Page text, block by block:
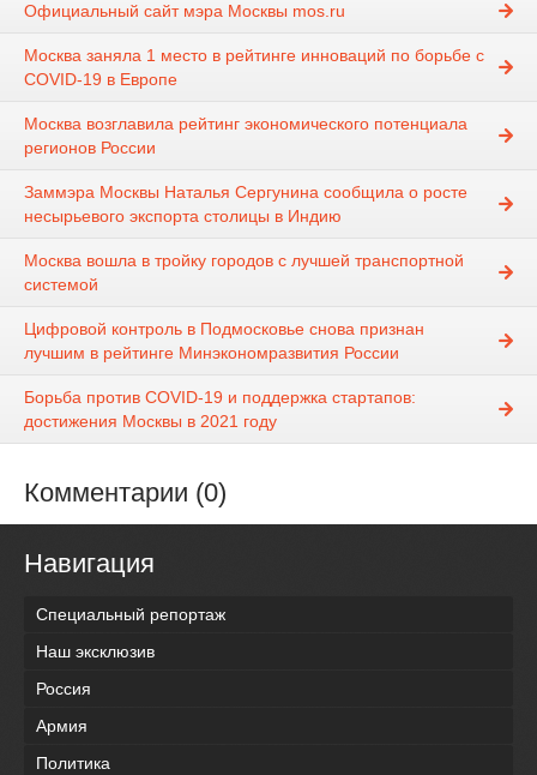
Официальный сайт мэра Москвы mos.ru
Москва заняла 1 место в рейтинге инноваций по борьбе с
COVID-19 в Европе
Москва возглавила рейтинг экономического потенциала
регионов России
Заммэра Москвы Наталья Сергунина сообщила о росте
несырьевого экспорта столицы в Индию
Москва вошла в тройку городов с лучшей транспортной
системой
Цифровой контроль в Подмосковье снова признан
лучшим в рейтинге Минэкономразвития России
Борьба против COVID-19 и поддержка стартапов:
достижения Москвы в 2021 году
Комментарии (0)
Навигация
Специальный репортаж
Наш эксклюзив
Россия
Армия
Политика